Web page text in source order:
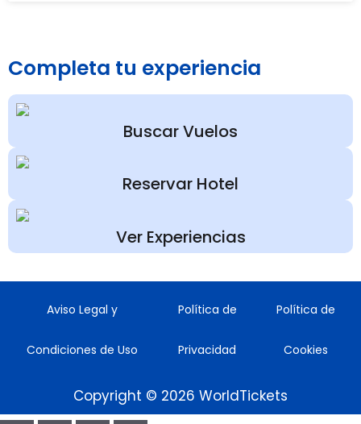
Completa tu experiencia
Buscar Vuelos
Reservar Hotel
Ver Experiencias
Aviso Legal y
Condiciones de Uso
Política de
Privacidad
Política de
Cookies
Copyright © 2026 WorldTickets